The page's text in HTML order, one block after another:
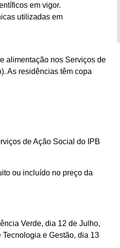
em vigor.
utilizadas em
alimentação nos Serviços de
As residências têm copa
de Ação Social do IPB
ou incluído no preço da
Verde, dia 12 de Julho,
e Gestão, dia 13